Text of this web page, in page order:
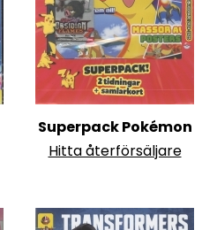
Superpack Pokémon
Hitta återförsäljare